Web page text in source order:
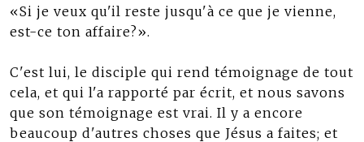
«Si je veux qu'il reste jusqu'à ce que je vienne,
est-ce ton affaire?».
C'est lui, le disciple qui rend témoignage de tout
cela, et qui l'a rapporté par écrit, et nous savons
que son témoignage est vrai. Il y a encore
beaucoup d'autres choses que Jésus a faites; et